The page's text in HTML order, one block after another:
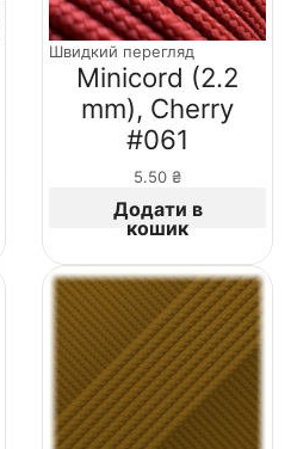
Швидкий перегляд
Minicord (2.2
mm), Cherry
#061
5.50 ₴
Додати в
кошик